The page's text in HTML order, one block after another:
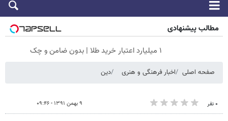
مطالب پیشنهادی
۱ میلیارد اعتبار خرید طلا | بدون ضامن و چک
صفحه اصلی اخبار فرهنگی و هنری دین
۰ نفر ۹ بهمن ۱۳۹۱ - ۰۹:۴۶